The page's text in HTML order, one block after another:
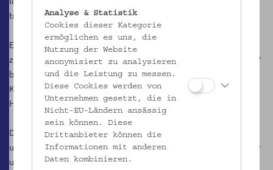
transportierte der (Jazz-)Musiker sein Flügelhorn.
Ein Schlüsselerlebnis bewegte Franz Jungmayer, auf den Rucksack
zukünftig zu verzichten: Er wurde von Pelzgegnern als „Tiermörder"
beschimpft. Daraufhin legte er sich ein modernes Gigbag aus
Kunststoff für das Flügelhorn zu und bot den Rucksack unserem
Haus an.
Dieser Rucksack ist ein ideales Museumsstück. Seine Herstellungs-
und Gebrauchsgeschichte ist durch die Gespräche mit dem Besitzer
und Hersteller, durch Briefe und Fotos ausgezeichnet belegt. Er
Analyse & Statistik
Cookies dieser Kategorie
ermöglichen es uns, die
Nutzung der Website
anonymisiert zu analysieren
und die Leistung zu messen.
Diese Cookies werden von
Unternehmen gesetzt, die in
Nicht-EU-Ländern ansässig
sein können. Diese
Drittanbieter können die
Informationen mit anderen
Daten kombinieren.